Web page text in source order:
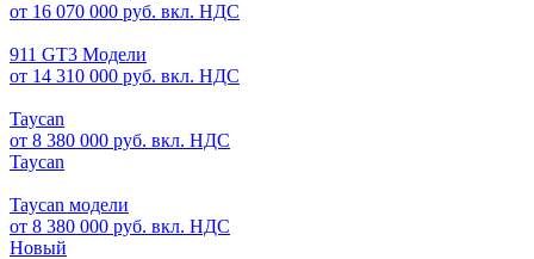
от 16 070 000 руб. вкл. НДС
911 GT3 Модели
от 14 310 000 руб. вкл. НДС
Taycan
от 8 380 000 руб. вкл. НДС
Taycan
Taycan модели
от 8 380 000 руб. вкл. НДС
Новый